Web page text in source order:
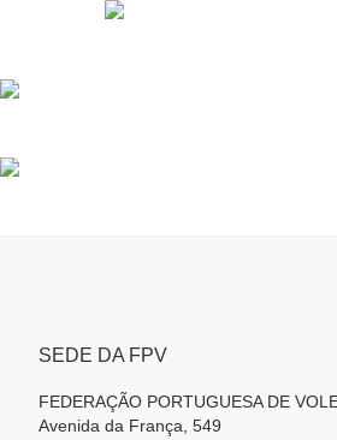
SEDE DA FPV
FEDERAÇÃO PORTUGUESA DE
Avenida da França, 549